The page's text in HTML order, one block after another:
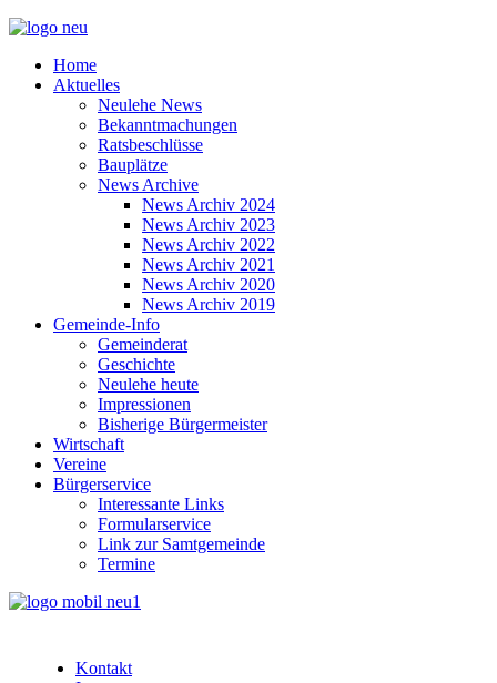
Home
Aktuelles
Neulehe News
Bekanntmachungen
Ratsbeschlüsse
Bauplätze
News Archive
News Archiv 2024
News Archiv 2023
News Archiv 2022
News Archiv 2021
News Archiv 2020
News Archiv 2019
Gemeinde-Info
Gemeinderat
Geschichte
Neulehe heute
Impressionen
Bisherige Bürgermeister
Wirtschaft
Vereine
Bürgerservice
Interessante Links
Formularservice
Link zur Samtgemeinde
Termine
Kontakt